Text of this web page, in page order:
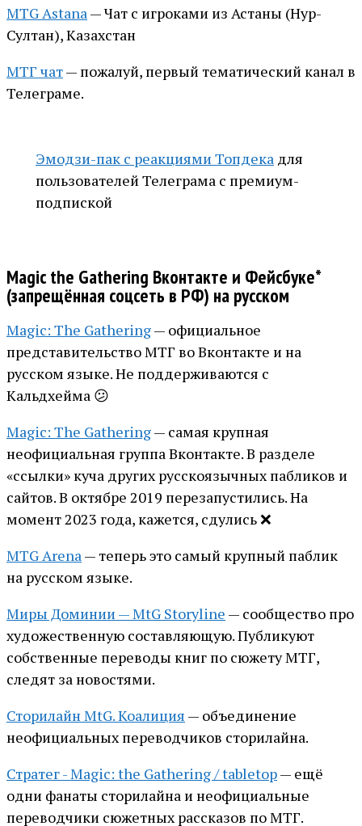
MTG Astana— Чат с игроками из Астаны (Нур-
Султан), Казахстан
МТГ чат— пожалуй, первый тематический канал в
Телеграме.
Эмодзи-пак с реакциями Топдека для
пользователей Телеграма с премиум-
подпиской
Magic the Gathering Вконтакте и Фейсбуке*
(запрещённая соцсеть в РФ) на русском
Magic: The Gathering— официальное
представительство МТГ во Вконтакте и на
русском языке. Не поддерживаются с
Кальдхейма 😕
Magic: The Gathering— самая крупная
неофициальная группа Вконтакте. В разделе
«ссылки» куча других русскоязычных пабликов и
сайтов. В октябре 2019 перезапустились. На
момент 2023 года, кажется, сдулись ❌
MTG Arena— теперь это самый крупный паблик
на русском языке.
Миры Доминии — MtG Storyline — сообщество про
художественную составляющую. Публикуют
собственные переводы книг по сюжету МТГ,
следят за новостями.
Сторилайн MtG. Коалиция — объединение
неофициальных переводчиков сторилайна.
Стратег - Magic: the Gathering / tabletop— ещё
одни фанаты сторилайна и неофициальные
переводчики сюжетных рассказов по МТГ.